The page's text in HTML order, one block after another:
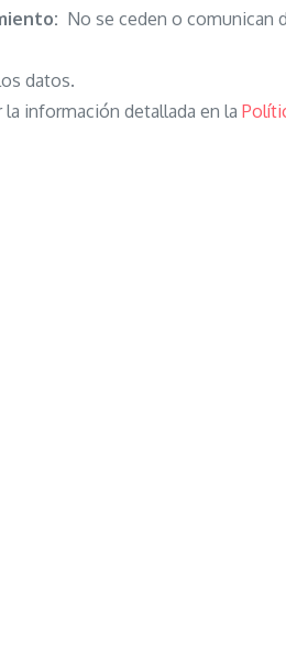
No se ceden o comunican
datos.
la información detallada en la